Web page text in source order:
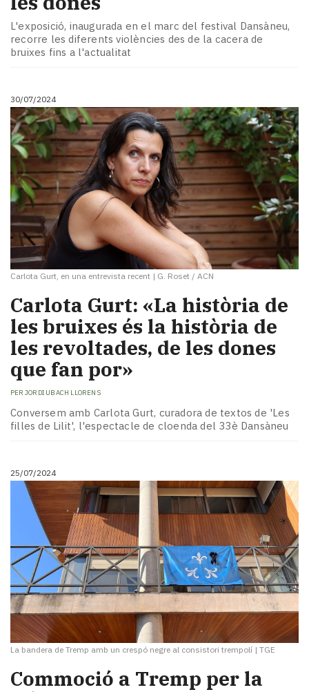
L'exposició, inaugurada en el marc del festival Dansàneu,
recorre les diferents violències des de la cacera de
bruixes fins a l'actualitat
30/07/2024
Carlota Gurt, en una entrevista recent | G. Roset / ACN
Carlota Gurt: «La història de
les bruixes és la història de
les revoltades, de les dones
que fan por»
PER JORDI UBACH LLORENS
Conversem amb Carlota Gurt, curadora de textos de 'Les
filles de Lilit', l'espectacle de cloenda del 33è Dansàneu
25/07/2024
La bandera de Tremp amb un crespó negre al consistori trempolí | TGE
Commoció a Tremp per la